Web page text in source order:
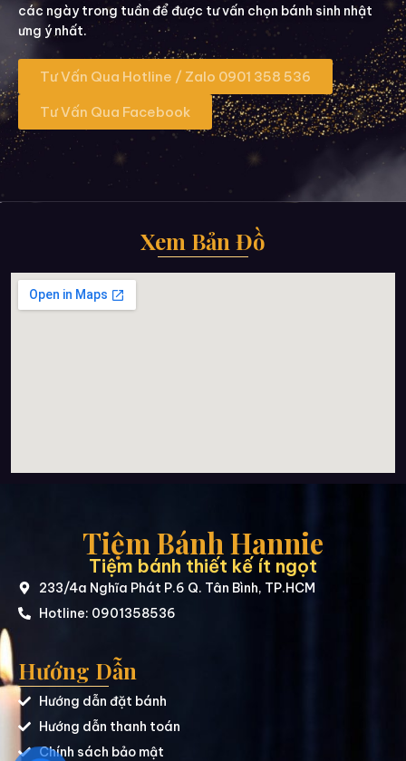
các ngày trong tuần để được tư vấn chọn bánh sinh nhật
ưng ý nhất.
Tư Vấn Qua Hotline / Zalo 0901 358 536
Tư Vấn Qua Facebook
Xem Bản Đồ
Tiệm Bánh Hannie
Tiệm bánh thiết kế ít ngọt
233/4a Nghĩa Phát P.6 Q. Tân Bình, TP.HCM
Hotline: 0901358536
Hướng Dẫn
Hướng dẫn đặt bánh
Hướng dẫn thanh toán
Chính sách bảo mật